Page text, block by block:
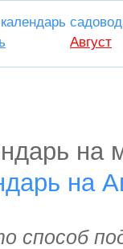
Август
на
на
способ